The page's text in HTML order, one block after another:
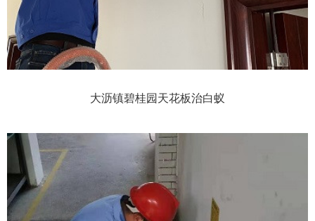
大沥镇碧桂园天花板治白蚁